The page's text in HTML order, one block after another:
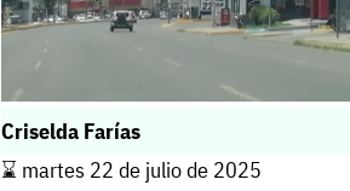
Criselda Farías
⌛️ martes 22 de julio de 2025